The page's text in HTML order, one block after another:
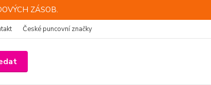
ZÁSOB.
České puncovní značky